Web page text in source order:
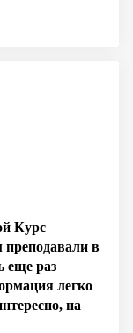
Курс
в
еще раз
легко
на